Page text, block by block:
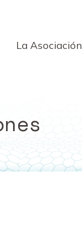
La Asociación